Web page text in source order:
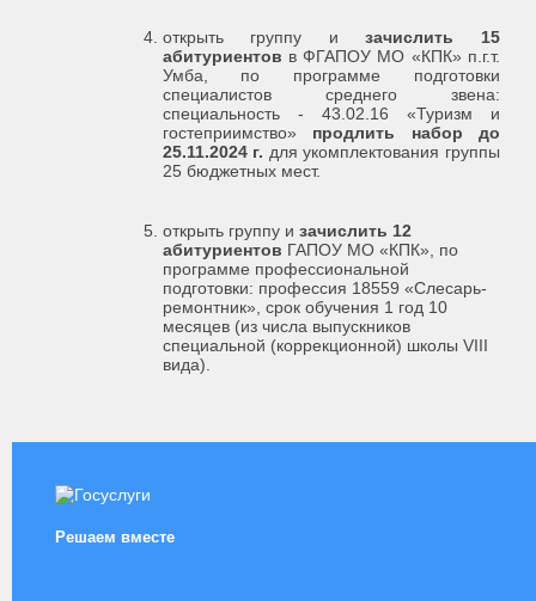
открыть группу изачислить 15
абитуриентов в ФГАПОУ МО «КПК» п.г.т.
Умба, по программе подготовки
специалистов среднего звена:
специальность - 43.02.16 «Туризм и
гостеприимство» продлить набор до
25.11.2024 г. для укомплектования группы
25 бюджетных мест.
открыть группу и зачислить 12
абитуриентов ГАПОУ МО «КПК», по
программе профессиональной
подготовки: профессия 18559 «Слесарь-
ремонтник», срок обучения 1 год 10
месяцев (из числа выпускников
специальной (коррекционной) школы VIII
вида).
Решаем вместе